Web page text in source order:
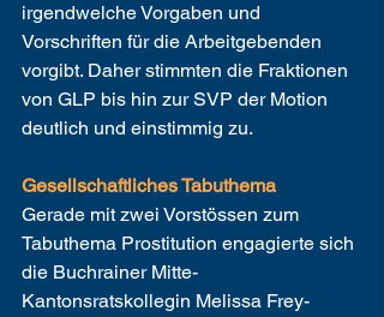
irgendwelche Vorgaben und
Vorschriften für die Arbeitgebenden
vorgibt. Daher stimmten die Fraktionen
von GLP bis hin zur SVP der Motion
deutlich und einstimmig zu.
Gesellschaftliches Tabuthema
Gerade mit zwei Vorstössen zum
Tabuthema Prostitution engagierte sich
die Buchrainer Mitte-
Kantonsratskollegin Melissa Frey-